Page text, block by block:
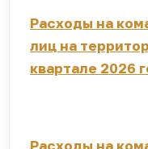
Расходы на
лиц на
квартале 2026
Расходы на